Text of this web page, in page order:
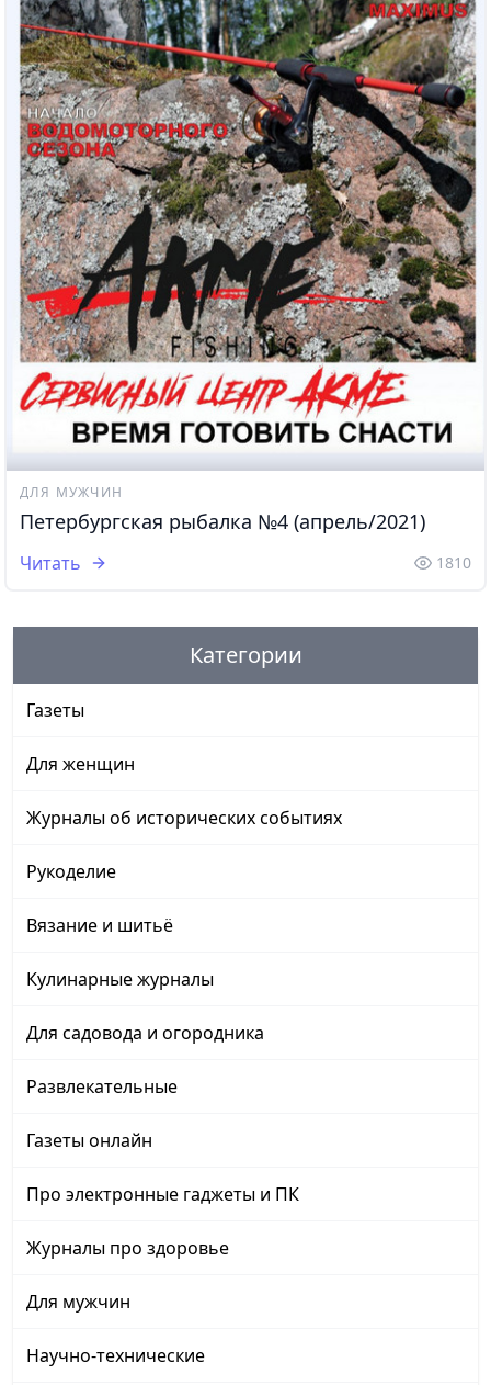
ДЛЯ МУЖЧИН
Петербургская рыбалка №4 (апрель/2021)
Читать 1810
Категории
Газеты
Для женщин
Журналы об исторических событиях
Рукоделие
Вязание и шитьё
Кулинарные журналы
Для садовода и огородника
Развлекательные
Газеты онлайн
Про электронные гаджеты и ПК
Журналы про здоровье
Для мужчин
Научно-технические